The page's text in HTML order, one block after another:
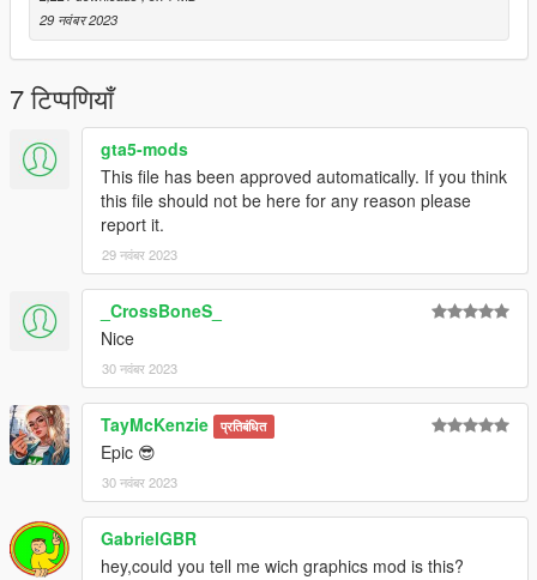
29 नवंबर 2023
7 टिप्पणियाँ
gta5-mods
This file has been approved automatically. If you think
this file should not be here for any reason please
report it.
29 नवंबर 2023
_CrossBoneS_
Nice
30 नवंबर 2023
TayMcKenzie प्रतिबंधित
Epic 😎
30 नवंबर 2023
GabrielGBR
hey,could you tell me wich graphics mod is this?